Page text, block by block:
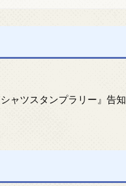
ャツスタンプラリー』告知